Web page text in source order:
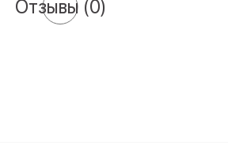
Отзывы (0)